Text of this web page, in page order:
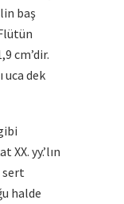
baş
cm’dir.
uca dek
XX. yy.’lın
sert
halde